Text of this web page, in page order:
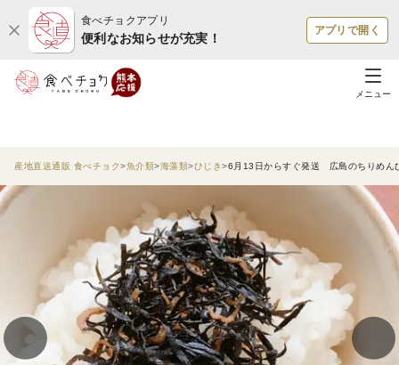
食べチョクアプリ
便利なお知らせが充実！
アプリで開く
メニュー
産地直送通販 食べチョク 魚介類 海藻類 ひじき 6月13日からすぐ発送 広島のちりめん